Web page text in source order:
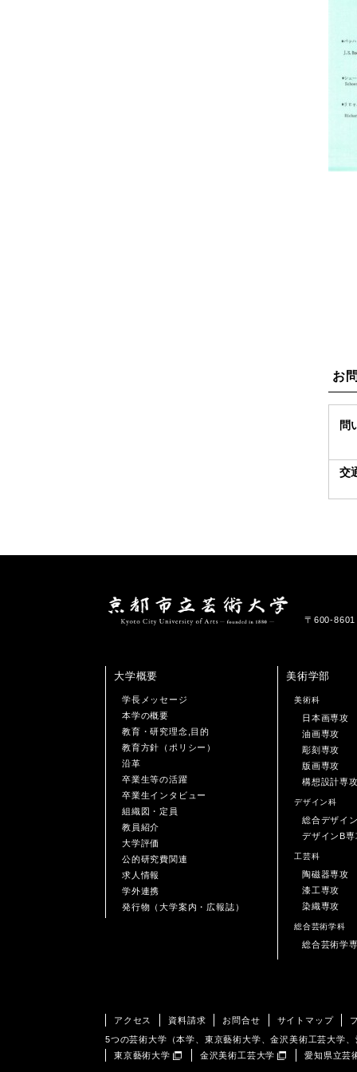
お
問
交
〒600-
大学概要
学長メッセージ
本学の概要
教育・研究理念,目的
教育方針（ポリシー）
沿革
卒業生等の活躍
卒業生インタビュー
組織図・定員
教員紹介
大学評価
公的研究費関連
求人情報
学外連携
発行物（大学案内・広報誌）
美術学部
美術科
日本画専攻
油画専攻
彫刻専攻
版画専攻
構想設計専
デザイン科
総合デザイ
デザインB専
工芸科
陶磁器専攻
漆工専攻
染織専攻
総合芸術学科
総合芸術学
アクセス 資料請求 お問合せ サイトマップ
5つの芸術大学（本学、東京藝術大学、金沢美術工芸大学
東京藝術大学
金沢美術工芸大学 愛知県立芸